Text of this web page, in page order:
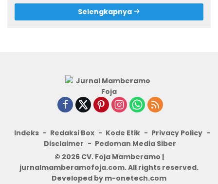
Selengkapnya
Indeks Redaksi Box Kode Etik
Privacy Policy
Disclaimer
Pedoman Media Siber
© 2026 CV. Foja Mamberamo |
jurnalmamberamofoja.com. All rights reserved.
Developed by m-onetech.com